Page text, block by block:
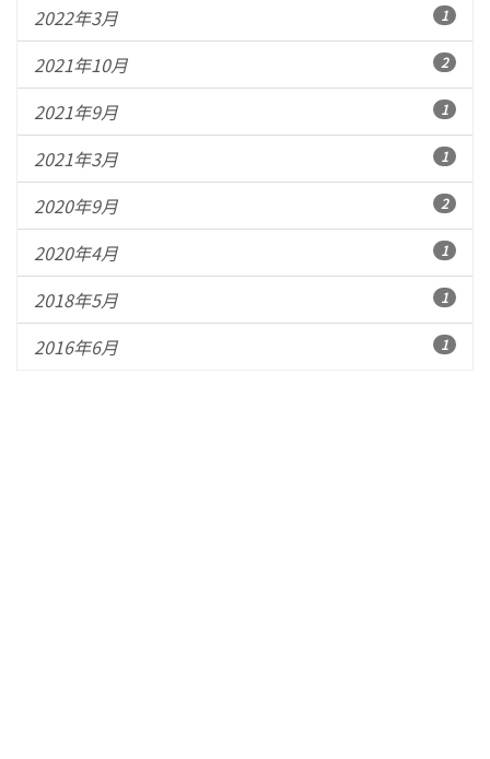
2022年3月 1
2021年10月 2
2021年9月 1
2021年3月 1
2020年9月 2
2020年4月 1
2018年5月 1
2016年6月 1